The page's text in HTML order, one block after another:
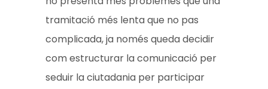
tramitació més lenta que no pas
complicada, ja només queda decidir
com estructurar la comunicació per
seduir la ciutadania per participar